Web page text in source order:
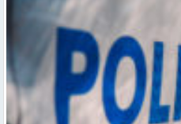
Valmierā notikusi velosipēda un